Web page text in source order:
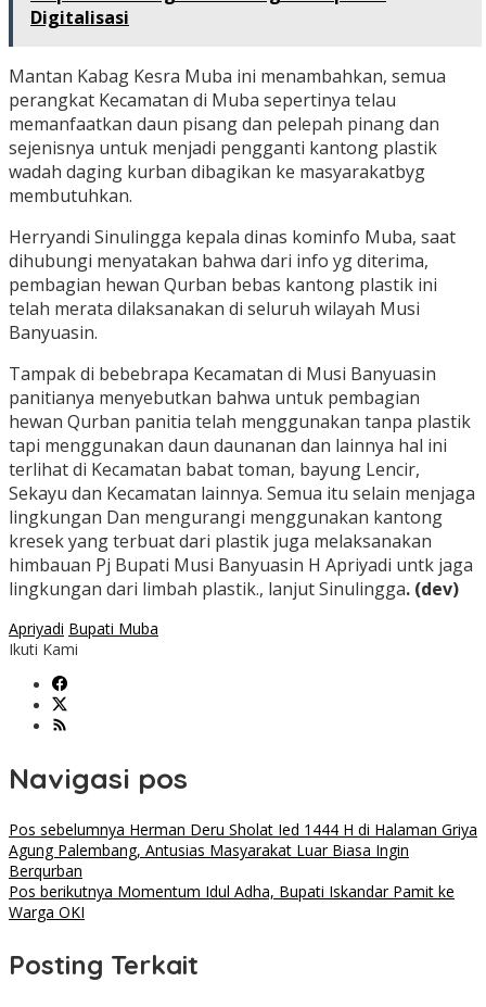
Digitalisasi
Mantan Kabag Kesra Muba ini menambahkan, semua
perangkat Kecamatan di Muba sepertinya telau
memanfaatkan daun pisang dan pelepah pinang dan
sejenisnya untuk menjadi pengganti kantong plastik
wadah daging kurban dibagikan ke masyarakatbyg
membutuhkan.
Herryandi Sinulingga kepala dinas kominfo Muba, saat
dihubungi menyatakan bahwa dari info yg diterima,
pembagian hewan Qurban bebas kantong plastik ini
telah merata dilaksanakan di seluruh wilayah Musi
Banyuasin.
Tampak di bebebrapa Kecamatan di Musi Banyuasin
panitianya menyebutkan bahwa untuk pembagian
hewan Qurban panitia telah menggunakan tanpa plastik
tapi menggunakan daun daunanan dan lainnya hal ini
terlihat di Kecamatan babat toman, bayung Lencir,
Sekayu dan Kecamatan lainnya. Semua itu selain menjaga
lingkungan Dan mengurangi menggunakan kantong
kresek yang terbuat dari plastik juga melaksanakan
himbauan Pj Bupati Musi Banyuasin H Apriyadi untk jaga
lingkungan dari limbah plastik., lanjut Sinulingga. (dev)
Apriyadi Bupati Muba
Ikuti Kami
Navigasi pos
Pos sebelumnya Herman Deru Sholat Ied 1444 H di Halaman Griya
Agung Palembang, Antusias Masyarakat Luar Biasa Ingin
Berqurban
Pos berikutnya Momentum Idul Adha, Bupati Iskandar Pamit ke
Warga OKI
Posting Terkait